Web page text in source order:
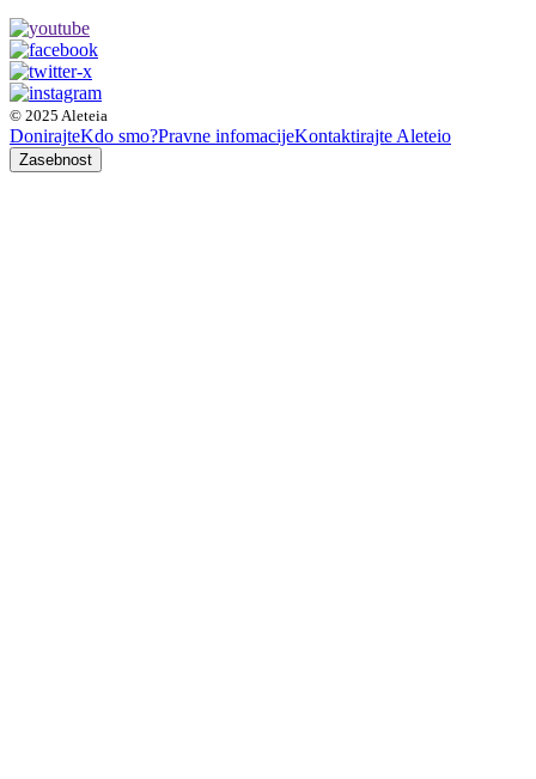
© 2025 Aleteia
DonirajteKdo smo?Pravne infomacijeKontaktirajte Aleteio
Zasebnost